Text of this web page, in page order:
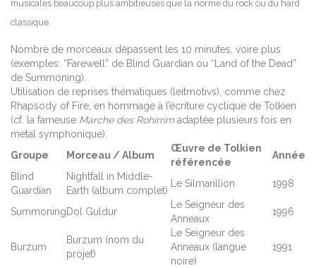
musicales beaucoup plus ambitieuses que la norme du rock ou du hard
classique.
Nombre de morceaux dépassent les 10 minutes, voire plus
(exemples: “Farewell” de Blind Guardian ou “Land of the Dead”
de Summoning).
Utilisation de reprises thématiques (leitmotivs), comme chez
Rhapsody of Fire, en hommage à l’écriture cyclique de Tolkien
(cf. la fameuse Marche des Rohirrim adaptée plusieurs fois en
metal symphonique).
Groupe
Morceau / Album
Œuvre de Tolkien
référencée
Année
Blind
Guardian
Nightfall in Middle-
Earth (album complet)
Le Silmarillion 1998
SummoningDol Guldur
Le Seigneur des
Anneaux
1996
Burzum
Burzum (nom du
projet)
Le Seigneur des
Anneaux (langue
noire)
1991